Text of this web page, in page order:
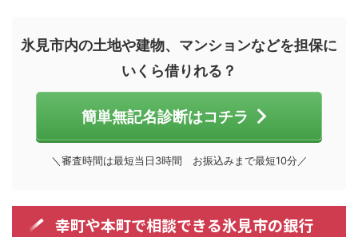
氷見市内の土地や建物、マンションなどを担保に
いくら借りれる？
簡単無記名診断はコチラ
＼審査時間は最短当日3時間 お振込みまで最短10分／
幸町や本町で相談できる氷見市の銀行